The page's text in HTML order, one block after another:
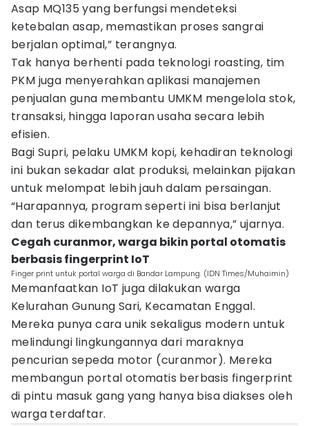
Asap MQ135 yang berfungsi mendeteksi
ketebalan asap, memastikan proses sangrai
berjalan optimal,” terangnya.
Tak hanya berhenti pada teknologi roasting, tim
PKM juga menyerahkan aplikasi manajemen
penjualan guna membantu UMKM mengelola stok,
transaksi, hingga laporan usaha secara lebih
efisien.
Bagi Supri, pelaku UMKM kopi, kehadiran teknologi
ini bukan sekadar alat produksi, melainkan pijakan
untuk melompat lebih jauh dalam persaingan.
“Harapannya, program seperti ini bisa berlanjut
dan terus dikembangkan ke depannya,” ujarnya.
Cegah curanmor, warga bikin portal otomatis
berbasis fingerprint IoT
Finger print untuk portal warga di Bandar Lampung. (IDN Times/Muhaimin)
Memanfaatkan IoT juga dilakukan warga
Kelurahan Gunung Sari, Kecamatan Enggal.
Mereka punya cara unik sekaligus modern untuk
melindungi lingkungannya dari maraknya
pencurian sepeda motor (curanmor). Mereka
membangun portal otomatis berbasis fingerprint
di pintu masuk gang yang hanya bisa diakses oleh
warga terdaftar.